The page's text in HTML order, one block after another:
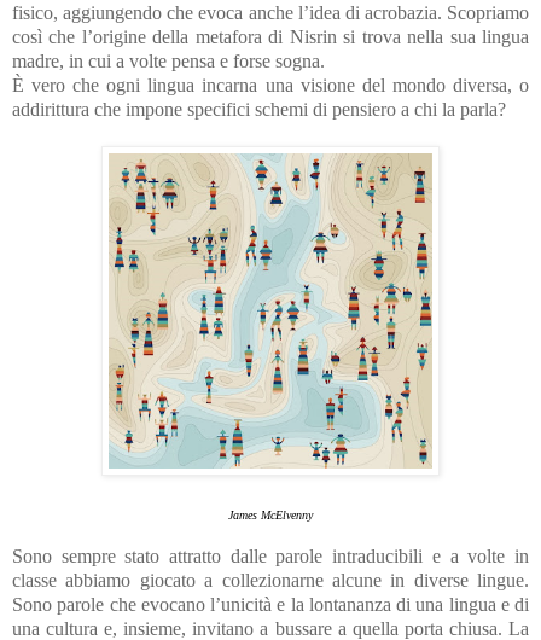
fisico, aggiungendo che evoca anche l’idea di acrobazia. Scopriamo
così che l’origine della metafora di Nisrin si trova nella sua lingua
madre, in cui a volte pensa e forse sogna.
È vero che ogni lingua incarna una visione del mondo diversa, o
addirittura che impone specifici schemi di pensiero a chi la parla?
James McElvenny
Sono sempre stato attratto dalle parole intraducibili e a volte in
classe abbiamo giocato a collezionarne alcune in diverse lingue.
Sono parole che evocano l’unicità e la lontananza di una lingua e di
una cultura e, insieme, invitano a bussare a quella porta chiusa. La